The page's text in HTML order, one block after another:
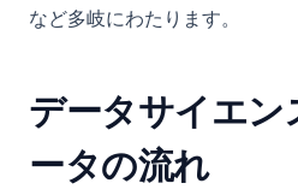
など多岐にわたります。
データサイエ
ータの流れ